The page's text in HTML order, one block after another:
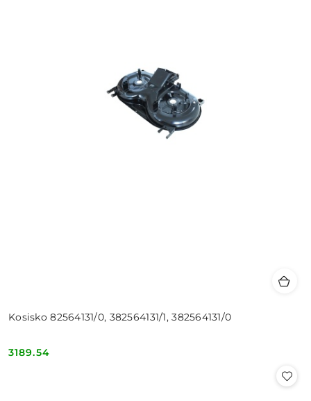
Kosisko 82564131/0, 382564131/1, 382564131/0
Cena:
3189.54